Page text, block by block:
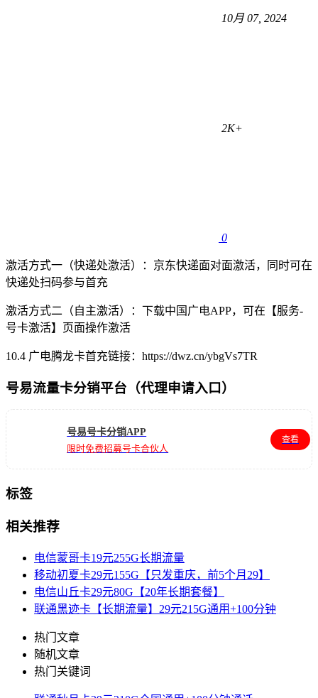
10月 07, 2024
2K+
0
激活方式一（快递处激活）：京东快递面对面激活，同时可在
快递处扫码参与首充
激活方式二（自主激活）：下载中国广电APP，可在【服务-
号卡激活】页面操作激活
10.4 广电腾龙卡首充链接：https://dwz.cn/ybgVs7TR
号易流量卡分销平台（代理申请入口）
号易号卡分销APP
限时免费招募号卡合伙人
查看
标签
相关推荐
电信蒙哥卡19元255G长期流量
移动初夏卡29元155G【只发重庆，前5个月29】
电信山丘卡29元80G【20年长期套餐】
联通黑迹卡【长期流量】29元215G通用+100分钟
热门文章
随机文章
热门关键词